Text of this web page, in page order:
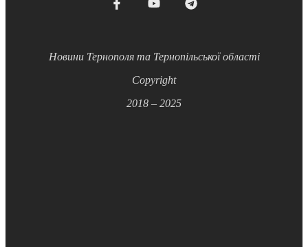
Новини Тернополя та Тернопільської області
Copyright
2018 – 2025